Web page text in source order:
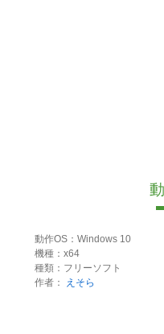
動作OS：Windows 10
機種：x64
種類：フリーソフト
作者：
えそら